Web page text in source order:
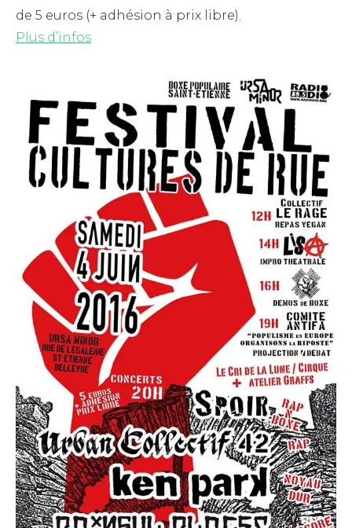
de 5 euros (+ adhésion à prix libre).
Plus d’infos